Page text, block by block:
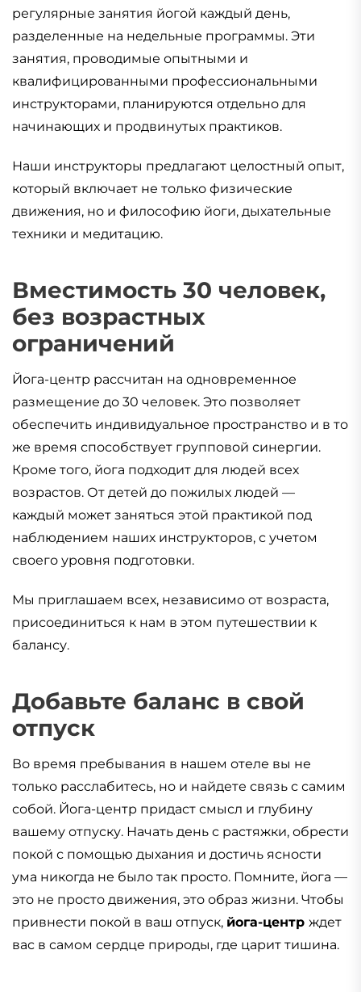
регулярные занятия йогой каждый день,
разделенные на недельные программы. Эти
занятия, проводимые опытными и
квалифицированными профессиональными
инструкторами, планируются отдельно для
начинающих и продвинутых практиков.
Наши инструкторы предлагают целостный опыт,
который включает не только физические
движения, но и философию йоги, дыхательные
техники и медитацию.
Вместимость 30 человек,
без возрастных
ограничений
Йога-центр рассчитан на одновременное
размещение до 30 человек. Это позволяет
обеспечить индивидуальное пространство и в то
же время способствует групповой синергии.
Кроме того, йога подходит для людей всех
возрастов. От детей до пожилых людей —
каждый может заняться этой практикой под
наблюдением наших инструкторов, с учетом
своего уровня подготовки.
Мы приглашаем всех, независимо от возраста,
присоединиться к нам в этом путешествии к
балансу.
Добавьте баланс в свой
отпуск
Во время пребывания в нашем отеле вы не
только расслабитесь, но и найдете связь с самим
собой. Йога-центр придаст смысл и глубину
вашему отпуску. Начать день с растяжки, обрести
покой с помощью дыхания и достичь ясности
ума никогда не было так просто. Помните, йога —
это не просто движения, это образ жизни. Чтобы
привнести покой в ваш отпуск, йога-центр ждет
вас в самом сердце природы, где царит тишина.